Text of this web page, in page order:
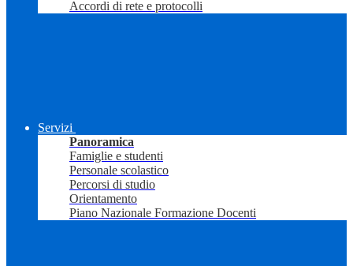
Accordi di rete e protocolli
Servizi
Panoramica
Famiglie e studenti
Personale scolastico
Percorsi di studio
Orientamento
Piano Nazionale Formazione Docenti